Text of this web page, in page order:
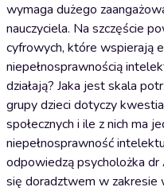
wymaga dużego
nauczyciela. Na szczęście
cyfrowych, które wspierają
niepełnosprawnością
działają? Jaka jest skala
grupy dzieci dotyczy
społecznych i ile z nich ma
niepełnosprawność
odpowiedzą psycholożka dr
się doradztwem w zakresie